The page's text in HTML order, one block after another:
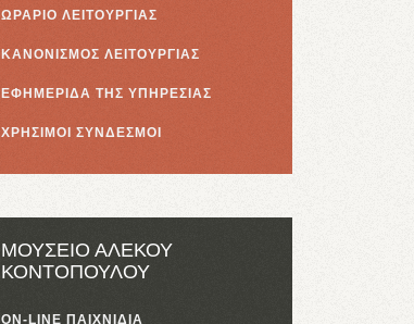
ΩΡΑΡΙΟ ΛΕΙΤΟΥΡΓΙΑΣ
ΚΑΝΟΝΙΣΜΟΣ ΛΕΙΤΟΥΡΓΙΑΣ
ΕΦΗΜΕΡΙΔΑ ΤΗΣ ΥΠΗΡΕΣΙΑΣ
ΧΡΗΣΙΜΟΙ ΣΥΝΔΕΣΜΟΙ
ΜΟΥΣΕΙΟ ΑΛΕΚΟΥ
ΚΟΝΤΟΠΟΥΛΟΥ
ON-LINE ΠΑΙΧΝΙΔΙΑ